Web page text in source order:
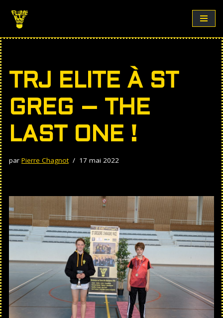
Aller
au
TRJ ELITE À ST
GREG – THE
LAST ONE !
par Pierre Chagnot 17 mai 2022